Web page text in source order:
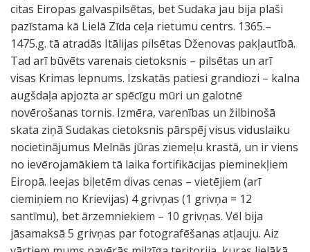
citas Eiropas galvaspilsētas, bet Sudaka jau bija plaši
pazīstama kā Lielā Zīda ceļa rietumu centrs. 1365.–
1475.g. tā atradās Itālijas pilsētas Dženovas pakļautībā.
Tad arī būvēts varenais cietoksnis – pilsētas un arī
visas Krimas lepnums. Izskatās patiesi grandiozi – kalna
augšdaļa apjozta ar spēcīgu mūri un galotnē
novērošanas tornis. Izmēra, varenības un žilbinošā
skata ziņā Sudakas cietoksnis pārspēj visus viduslaiku
nocietinājumus Melnās jūras ziemeļu krastā, un ir viens
no ievērojamākiem tā laika fortifikācijas pieminekļiem
Eiropā. Ieejas biļetēm divas cenas – vietējiem (arī
ciemiņiem no Krievijas) 4 grivņas (1 grivņa = 12
santīmu), bet ārzemniekiem – 10 grivņas. Vēl bija
jāsamaksā 5 grivņas par fotografēšanas atļauju. Aiz